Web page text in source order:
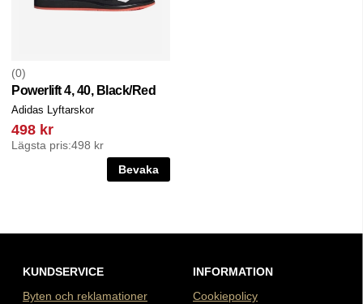
0
Powerlift 4, 40, Black/Red
Adidas Lyftarskor
498 kr
Lägsta pris:498 kr
Bevaka
KUNDSERVICE
Byten och reklamationer
INFORMATION
Cookiepolicy